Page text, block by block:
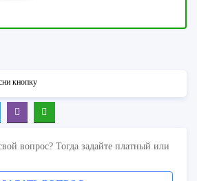
кнопку
вопрос? Тогда задайте платный или